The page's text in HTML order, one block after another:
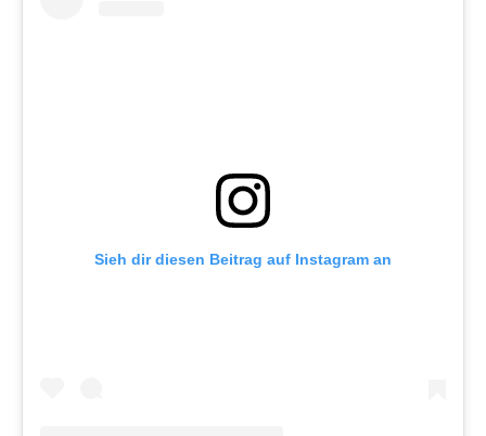
Sieh dir diesen Beitrag auf Instagram an